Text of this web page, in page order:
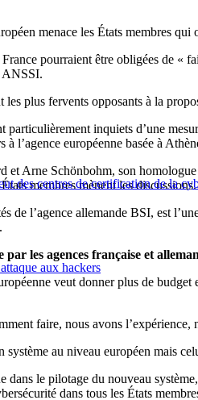
menace les États membres qui
pourraient être obligées de «
ANSSI.
les plus fervents opposants à la
particulièrement inquiets d’une
à l’agence européenne basée à
des centres de certification de la
et Arne Schönbohm, son
membres mènent les discussions.
de l’agence allemande BSI, est
aux hackers
par les agences française et
veut donner plus de budget
faire, nous avons
système au niveau européen mais
dans le pilotage du nouveau
dans tous les États